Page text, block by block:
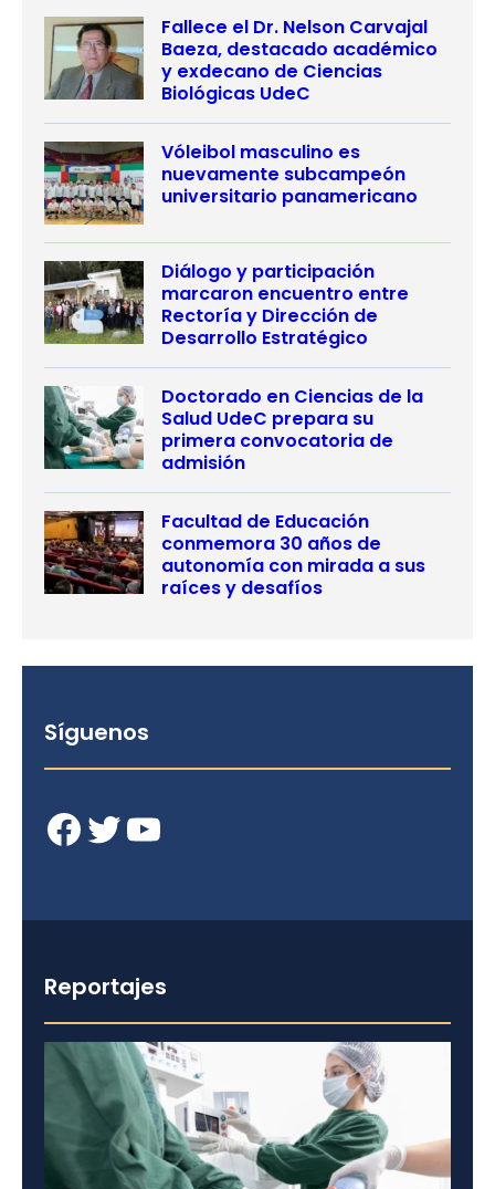
Fallece el Dr. Nelson Carvajal
Baeza, destacado académico
y exdecano de Ciencias
Biológicas UdeC
Vóleibol masculino es
nuevamente subcampeón
universitario panamericano
Diálogo y participación
marcaron encuentro entre
Rectoría y Dirección de
Desarrollo Estratégico
Doctorado en Ciencias de la
Salud UdeC prepara su
primera convocatoria de
admisión
Facultad de Educación
conmemora 30 años de
autonomía con mirada a sus
raíces y desafíos
Síguenos
Facebook Twitter YouTube
Reportajes